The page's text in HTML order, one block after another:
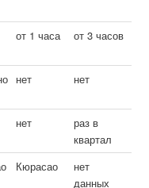
от 1 часа от 3 часов
нет нет
нет
раз в
квартал
Кюрасао
нет
данных